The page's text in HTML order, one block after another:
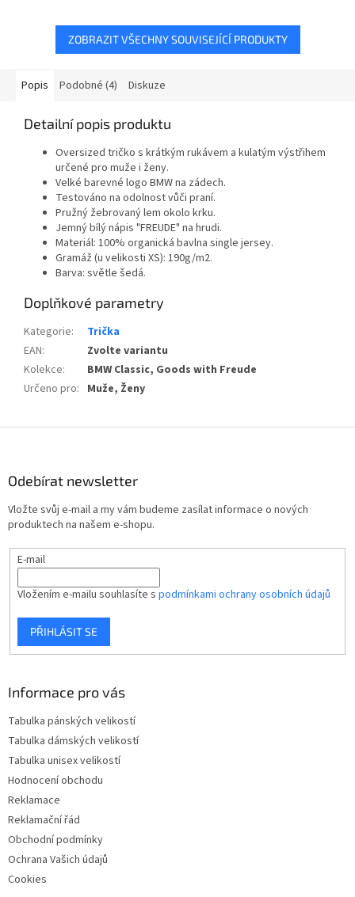
ZOBRAZIT VŠECHNY SOUVISEJÍCÍ PRODUKTY
Popis Podobné (4) Diskuze
Detailní popis produktu
Oversized tričko s krátkým rukávem a kulatým výstřihem
určené pro muže i ženy.
Velké barevné logo BMW na zádech.
Testováno na odolnost vůči praní.
Pružný žebrovaný lem okolo krku.
Jemný bílý nápis "FREUDE" na hrudi.
Materiál: 100% organická bavlna single jersey.
Gramáž (u velikosti XS): 190g/m2.
Barva: světle šedá.
Doplňkové parametry
Kategorie:
Trička
EAN:
Zvolte variantu
Kolekce:
BMW Classic, Goods with Freude
Určeno pro: Muže, Ženy
Odebírat newsletter
Vložte svůj e-mail a my vám budeme zasílat informace o nových
produktech na našem e-shopu.
E-mail
Vložením e-mailu souhlasíte s podmínkami ochrany osobních údajů
PŘIHLÁSIT SE
Informace pro vás
Tabulka pánských velikostí
Tabulka dámských velikostí
Tabulka unisex velikostí
Hodnocení obchodu
Reklamace
Reklamační řád
Obchodní podmínky
Ochrana Vašich údajů
Cookies